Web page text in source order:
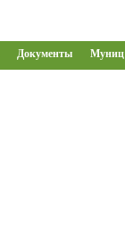
Документы Муниц